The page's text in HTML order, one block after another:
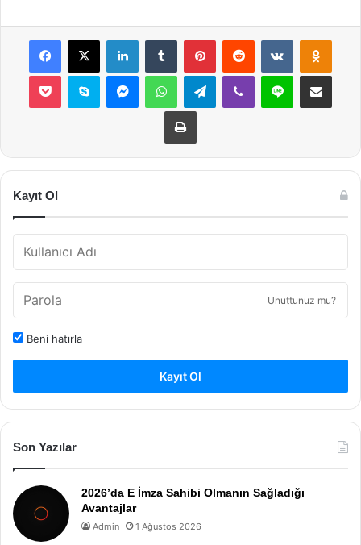
Facebook
X LinkedInTumblr PinterestReddit VKontakte
Pocket Skype MessengerWhatsAppTelegramViber Line E-Posta ile
Yazdır
Kayıt Ol
Unuttunuz mu?
Beni hatırla
Kayıt Ol
Son Yazılar
2026’da E İmza Sahibi Olmanın Sağladığı
Avantajlar
Admin 1 Ağustos 2026